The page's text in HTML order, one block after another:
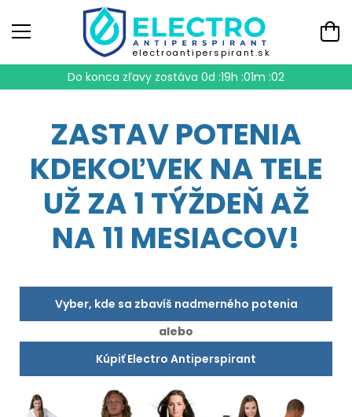
electroantiperspirant.sk
Do konca zľavy zostáva0d :19h :01m :01
ZASTAV POTENIA
KDEKOĽVEK NA TELE
UŽ ZA 1 TÝŽDEŇ AŽ
NA 11 MESIACOV!
Vyber, kde sa zbavíš nadmerného potenia
alebo
Kúpiť Electro Antiperspirant